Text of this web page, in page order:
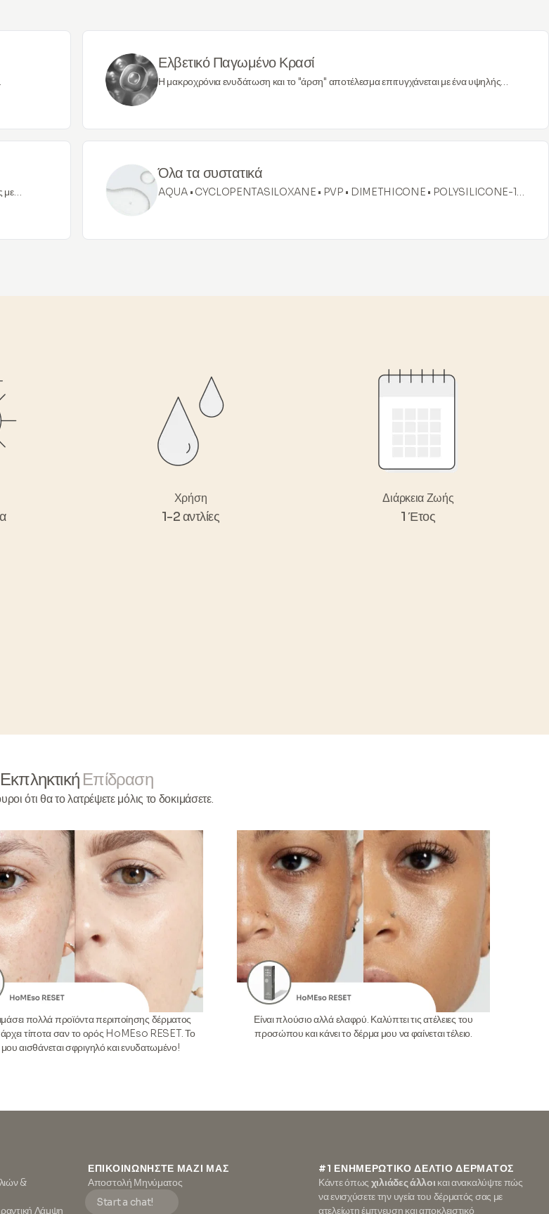
Ελβετικό Παγωμένο Κρασί
Η μακροχρόνια ενυδάτωση και το "άρση" αποτέλεσμα επιτυγχάνεται με ένα υψηλής
πολύ κάτω από το μηδέν. Η φόρμουλα αποτελείται από μοναδικά συστατικά που
με
Όλα τα συστατικά
AQUA • CYCLOPENTASILOXANE • PVP • DIMETHICONE • POLYSILICONE-11
SPINOSA GUM • WINE • AMMONIUM ACRYLOYLDIMETHYLTAURATE/VP
Χρήση
1-2 αντλίες
Διάρκεια Ζωής
1 Έτος
Εκπληκτική Επίδραση
ότι θα το λατρέψετε μόλις το δοκιμάσετε.
πολλά προϊόντα περιποίησης δέρματος
τίποτα σαν το ορός HoMEso RESET. Το
αισθάνεται σφριγηλό και ενυδατωμένο!
Είναι πλούσιο αλλά ελαφρύ. Καλύπτει τις ατέλειες του
προσώπου και κάνει το δέρμα μου να φαίνεται τέλειο.
&
Λάμψη
ΕΠΙΚΟΙΝΩΝΉΣΤΕ ΜΑΖΊ ΜΑΣ
Αποστολή Μηνύματος
Start a chat!
#1 ΕΝΗΜΕΡΩΤΙΚΟ ΔΕΛΤΙΟ ΔΕΡΜΑΤΟΣ
Κάντε όπως χιλιάδες άλλοι και ανακαλύψτε πώς
να ενισχύσετε την υγεία του δέρματός σας με
ατελείωτη έμπνευση και αποκλειστικό